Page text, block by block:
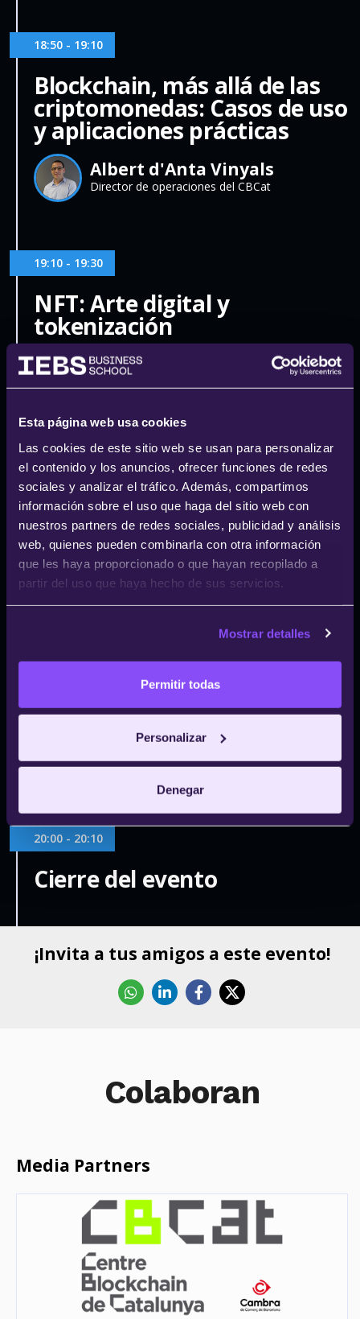
Esta página web usa cookies
Las cookies de este sitio web se usan para personalizar
el contenido y los anuncios, ofrecer funciones de redes
sociales y analizar el tráfico. Además, compartimos
información sobre el uso que haga del sitio web con
nuestros partners de redes sociales, publicidad y análisis
web, quienes pueden combinarla con otra información
que les haya proporcionado o que hayan recopilado a
partir del uso que haya hecho de sus servicios.
Mostrar detalles
Permitir todas
Personalizar
Denegar
18:50 - 19:10
Blockchain, más allá de las
criptomonedas: Casos de uso
y aplicaciones prácticas
Albert d'Anta Vinyals
Director de operaciones del CBCat
19:10 - 19:30
NFT: Arte digital y
tokenización
Patxi Barrios
MESA REDONDA: La
evolución de Web3:
Perspectivas futuras y
tendencias tecnológicas
Santiago Álvarez
Jose Luis Cáceres
CBO de Bit2Me
Pascual Parada
Moderador | Director Académico y de
20:00 - 20:10
Cierre del evento
¡Invita a tus amigos a este evento!
Whatsapp
LinkedinFacebook
X
Colaboran
Media Partners